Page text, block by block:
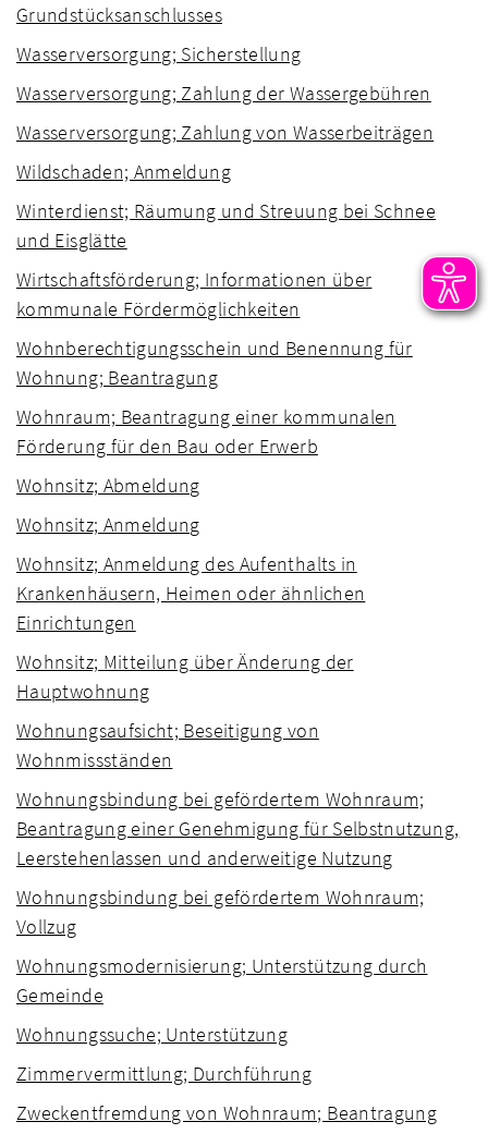
Grundstücksanschlusses
Wasserversorgung; Sicherstellung
Wasserversorgung; Zahlung der Wassergebühren
Wasserversorgung; Zahlung von Wasserbeiträgen
Wildschaden; Anmeldung
Winterdienst; Räumung und Streuung bei Schnee
und Eisglätte
Wirtschaftsförderung; Informationen über
kommunale Fördermöglichkeiten
Wohnberechtigungsschein und Benennung für
Wohnung; Beantragung
Wohnraum; Beantragung einer kommunalen
Förderung für den Bau oder Erwerb
Wohnsitz; Abmeldung
Wohnsitz; Anmeldung
Wohnsitz; Anmeldung des Aufenthalts in
Krankenhäusern, Heimen oder ähnlichen
Einrichtungen
Wohnsitz; Mitteilung über Änderung der
Hauptwohnung
Wohnungsaufsicht; Beseitigung von
Wohnmissständen
Wohnungsbindung bei gefördertem Wohnraum;
Beantragung einer Genehmigung für Selbstnutzung,
Leerstehenlassen und anderweitige Nutzung
Wohnungsbindung bei gefördertem Wohnraum;
Vollzug
Wohnungsmodernisierung; Unterstützung durch
Gemeinde
Wohnungssuche; Unterstützung
Zimmervermittlung; Durchführung
Zweckentfremdung von Wohnraum; Beantragung